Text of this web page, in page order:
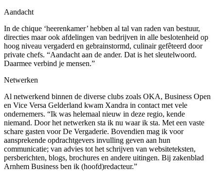
Aandacht
In de chique ‘heerenkamer’ hebben al tal van raden van bestuur,
directies maar ook afdelingen van bedrijven in alle beslotenheid op
hoog niveau vergaderd en gebrainstormd, culinair gefêteerd door
private chefs. “Aandacht aan de ander. Dat is het sleutelwoord.
Daarmee verbind je mensen.”
Netwerken
Al netwerkend binnen de diverse clubs zoals OKA, Business Open
en Vice Versa Gelderland kwam Xandra in contact met vele
ondernemers. “Ik was helemaal nieuw in deze regio, kende
niemand. Door het netwerken sta ik nu waar ik sta. Met een vaste
schare gasten voor De Vergaderie. Bovendien mag ik voor
aansprekende opdrachtgevers invulling geven aan hun
communicatie; van advies tot het schrijven van websiteteksten,
persberichten, blogs, brochures en andere uitingen. Bij zakenblad
Arnhem Business ben ik (hoofd)redacteur.”